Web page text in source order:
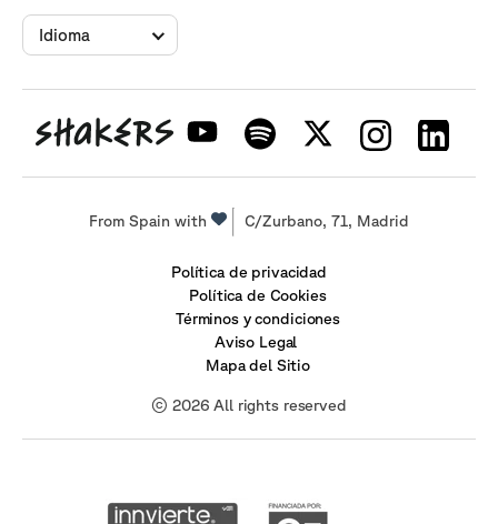
Idioma
From Spain with C/Zurbano, 71, Madrid
Política de privacidad
Política de Cookies
Términos y condiciones
Aviso Legal
Mapa del Sitio
© 2026 All rights reserved